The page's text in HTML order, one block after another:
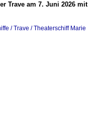
Trave am 7. Juni 2026 mit
/ Trave / Theaterschiff Marie